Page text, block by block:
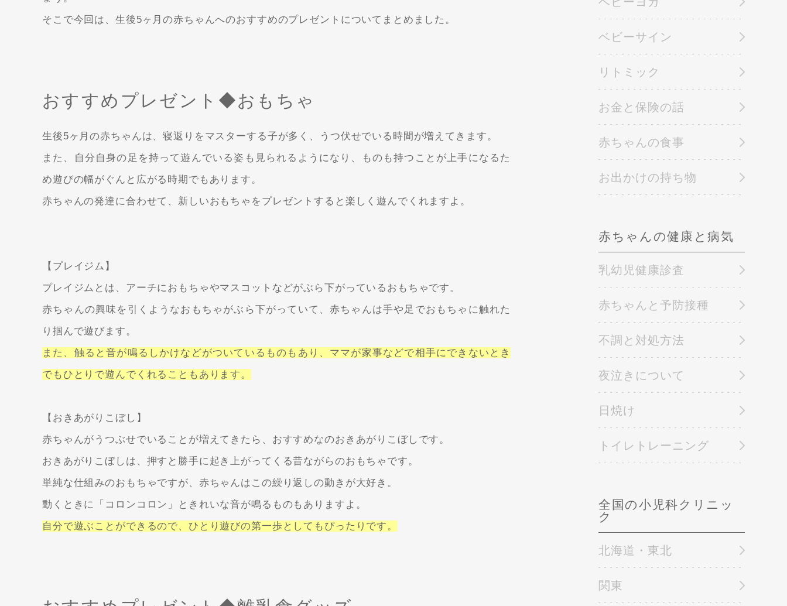
そこで今回は、生後5ヶ月の赤ちゃんへのおすすめのプレゼントについてまとめました。
おすすめプレゼント◆おもちゃ
生後5ヶ月の赤ちゃんは、寝返りをマスターする子が多く、うつ伏せでいる時間が増えてきます。
また、自分自身の足を持って遊んでいる姿も見られるようになり、ものも持つことが上手になるた
め遊びの幅がぐんと広がる時期でもあります。
赤ちゃんの発達に合わせて、新しいおもちゃをプレゼントすると楽しく遊んでくれますよ。
【プレイジム】
プレイジムとは、アーチにおもちゃやマスコットなどがぶら下がっているおもちゃです。
赤ちゃんの興味を引くようなおもちゃがぶら下がっていて、赤ちゃんは手や足でおもちゃに触れた
り掴んで遊びます。
また、触ると音が鳴るしかけなどがついているものもあり、ママが家事などで相手にできないとき
でもひとりで遊んでくれることもあります。
【おきあがりこぼし】
赤ちゃんがうつぶせでいることが増えてきたら、おすすめなのおきあがりこぼしです。
おきあがりこぼしは、押すと勝手に起き上がってくる昔ながらのおもちゃです。
単純な仕組みのおもちゃですが、赤ちゃんはこの繰り返しの動きが大好き。
動くときに「コロンコロン」ときれいな音が鳴るものもありますよ。
自分で遊ぶことができるので、ひとり遊びの第一歩としてもぴったりです。
ベビーサイン
リトミック
お金と保険の話
赤ちゃんの食事
お出かけの持ち物
赤ちゃんの健康と病気
乳幼児健康診査
赤ちゃんと予防接種
不調と対処方法
夜泣きについて
日焼け
トイレトレーニング
全国の小児科クリニッ
ク
北海道・東北
関東